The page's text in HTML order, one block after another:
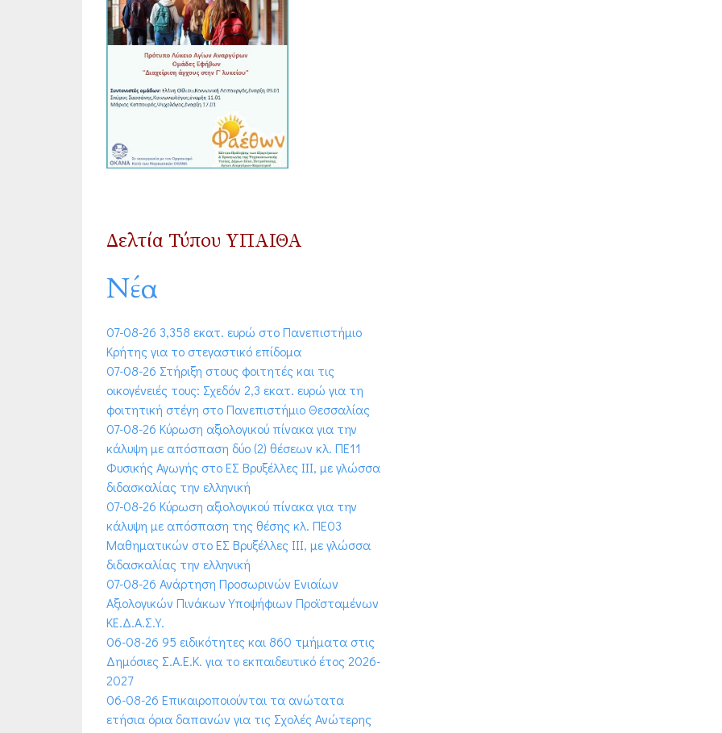
Δελτία Τύπου ΥΠΑΙΘΑ
Νέα
07-08-26 3,358 εκατ. ευρώ στο Πανεπιστήμιο
Κρήτης για το στεγαστικό επίδομα
07-08-26 Στήριξη στους φοιτητές και τις
οικογένειές τους: Σχεδόν 2,3 εκατ. ευρώ για τη
φοιτητική στέγη στο Πανεπιστήμιο Θεσσαλίας
07-08-26 Κύρωση αξιολογικού πίνακα για την
κάλυψη με απόσπαση δύο (2) θέσεων κλ. ΠΕ11
Φυσικής Αγωγής στο ΕΣ Βρυξέλλες ΙΙΙ, με γλώσσα
διδασκαλίας την ελληνική
07-08-26 Κύρωση αξιολογικού πίνακα για την
κάλυψη με απόσπαση της θέσης κλ. ΠΕ03
Μαθηματικών στο ΕΣ Βρυξέλλες ΙΙΙ, με γλώσσα
διδασκαλίας την ελληνική
07-08-26 Ανάρτηση Προσωρινών Ενιαίων
Αξιολογικών Πινάκων Υποψήφιων Προϊσταμένων
ΚΕ.Δ.Α.Σ.Υ.
06-08-26 95 ειδικότητες και 860 τμήματα στις
Δημόσιες Σ.Α.Ε.Κ. για το εκπαιδευτικό έτος 2026-
2027
06-08-26 Επικαιροποιούνται τα ανώτατα
ετήσια όρια δαπανών για τις Σχολές Ανώτερης